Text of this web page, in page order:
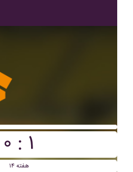
۰ : ۱
هفته ۱۴